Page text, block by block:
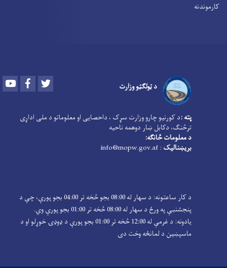
کارموندنه
د ټولګټو وزارت Youtube Facebook
پته :د کورنیو چارو وزارت سړک ، داحصایی او معلوماتو د ملی اداړی
ترڅنګ، دکابل ښار دوهمه ناحیه
د معلومات څانګه:
بریښنالیک : info@mopw.gov.af
د کار ساعتونه: د سهار له 08:00 بجو څخه تر 04:00 بجو پورې، چې د
پنجشنبې په ورځ د سهار له 08:00 څخه تر 01:00 بجو پورې وي.
یادونه: د غرمې له 12:00 څخه تر 01:00 بجو پورې د ډوډۍ خوړلو او د
ماسپښین د لمانځه وخت دی